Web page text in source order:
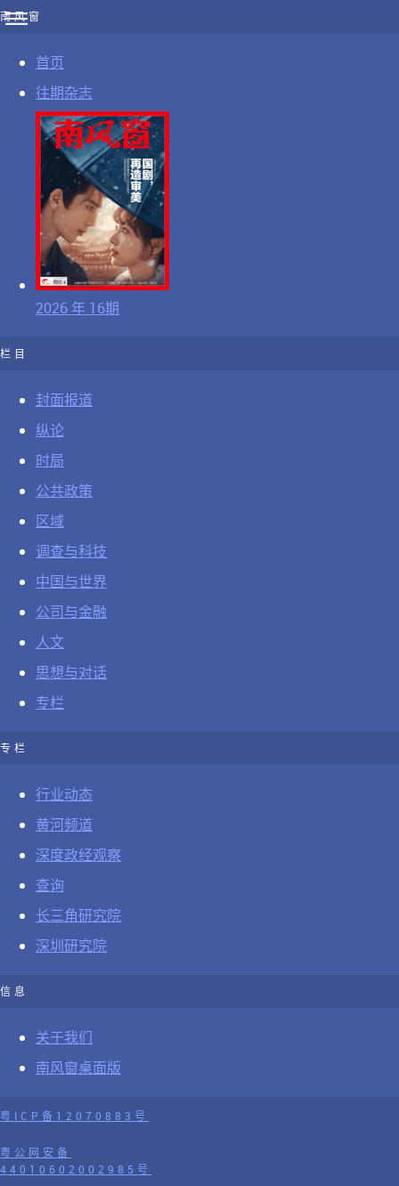
南风窗
首页
往期杂志
2026 年 16期
栏目
封面报道
纵论
时局
公共政策
区域
调查与科技
中国与世界
公司与金融
人文
思想与对话
专栏
专栏
行业动态
黄河频道
深度政经观察
查询
长三角研究院
深圳研究院
信息
关于我们
南风窗桌面版
粤ICP备12070883号
粤公网安备
44010602002985号